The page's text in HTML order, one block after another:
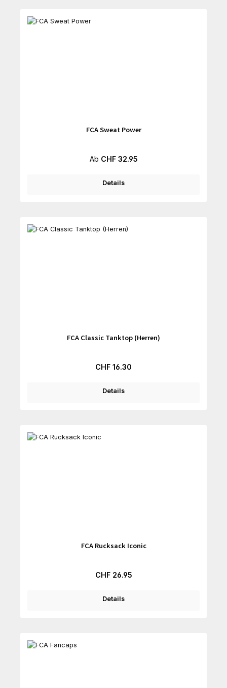
FCA Sweat Power
Regulärer Preis:
Ab CHF 32.95
Details
FCA Classic Tanktop (Herren)
Regulärer Preis:
CHF 16.30
Details
FCA Rucksack Iconic
Regulärer Preis:
CHF 26.95
Details